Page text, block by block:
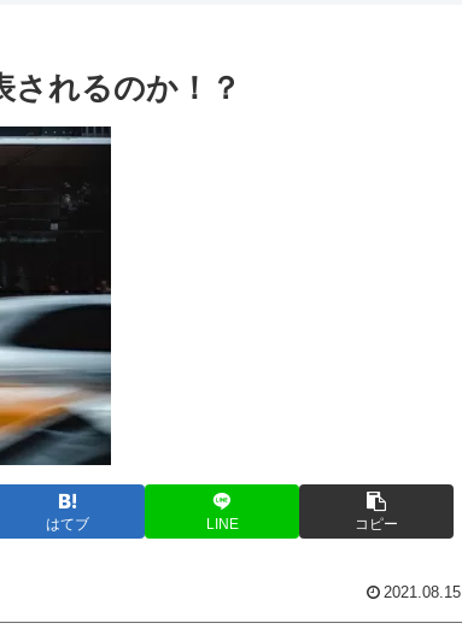
れるのか！？
はてブ LINE コピー
2021.08.15